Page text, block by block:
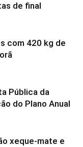
de final
com 420 kg de
Pública da
do Plano Anual
xeque-mate e